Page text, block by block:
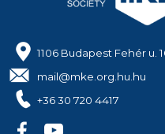
1106 Budapest Fehér u.
mail@mke.org.hu.hu
+36 30 720 4417